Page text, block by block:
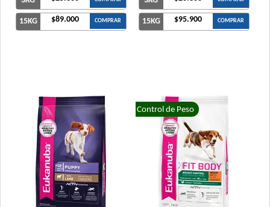
15KG $89.000 COMPRAR 15KG $95.900 COMPRAR
Control de Peso